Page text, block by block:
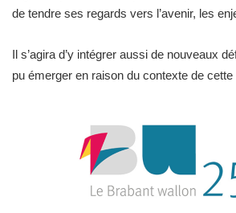
de tendre ses regards vers l’avenir, les
Il s’agira d’y intégrer aussi de nouveaux
pu émerger en raison du contexte de